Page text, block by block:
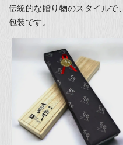
伝統的な贈り物のスタイルで
包装です。